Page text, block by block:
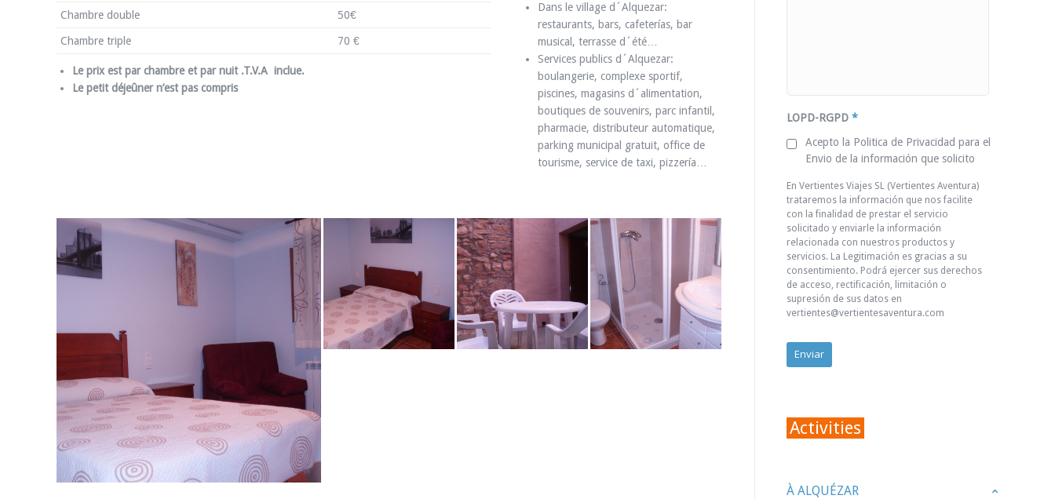
Chambre double 50€
Chambre triple 70 €
Le prix est par chambre et par nuit .T.V.A inclue.
Le petit déjeûner n’est pas compris
Dans le village d´Alquezar:
restaurants, bars, cafeterías, bar
musical, terrasse d´été…
Services publics d´Alquezar:
boulangerie, complexe sportif,
piscines, magasins d´alimentation,
boutiques de souvenirs, parc infantil,
pharmacie, distributeur automatique,
parking municipal gratuit, office de
tourisme, service de taxi, pizzería…
LOPD-RGPD *
Acepto la Politica de Privacidad para el
Envio de la información que solicito
En Vertientes Viajes SL (Vertientes Aventura)
trataremos la información que nos facilite
con la finalidad de prestar el servicio
solicitado y enviarle la información
relacionada con nuestros productos y
servicios. La Legitimación es gracias a su
consentimiento. Podrá ejercer sus derechos
de acceso, rectificación, limitación o
supresión de sus datos en
vertientes@vertientesaventura.com
Activities
À ALQUÉZAR